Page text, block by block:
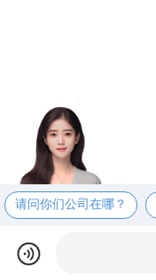
请问你们公司在哪？